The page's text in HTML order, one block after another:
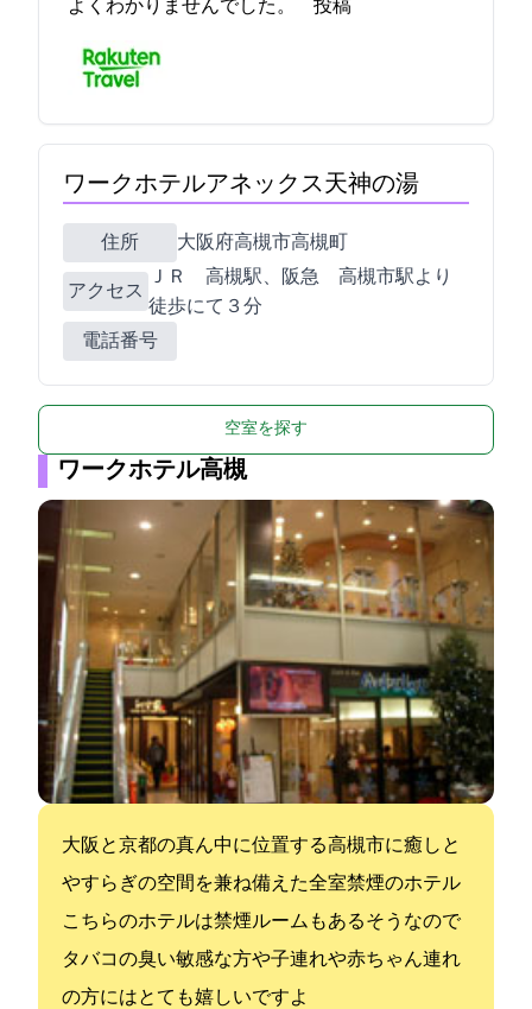
よくわかりませんでした。 2021-07-12 17:32:12投稿
ワークホテルアネックス天神の湯
住所 大阪府高槻市高槻町16-5
アクセス
ＪＲ 高槻駅、阪急 高槻市駅より
徒歩にて３分
電話番号
空室を探す
ワークホテル高槻
大阪と京都の真ん中に位置する高槻市に癒しと
やすらぎの空間を兼ね備えた全室禁煙のホテル
こちらのホテルは禁煙ルームもあるそうなので
タバコの臭い敏感な方や子連れや赤ちゃん連れ
の方にはとても嬉しいですよ